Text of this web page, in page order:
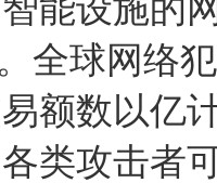
能设施的
全球网络
额数以亿
类攻击者